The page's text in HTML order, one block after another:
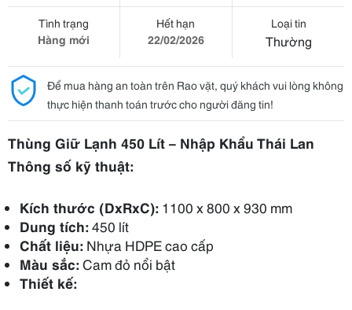
Tình trạng
Hàng mới
Hết hạn
22/02/2026
Loại tin
Thường
Để mua hàng an toàn trên Rao vặt, quý khách vui lòng không
thực hiện thanh toán trước cho người đăng tin!
Thùng Giữ Lạnh 450 Lít – Nhập Khẩu Thái Lan
Thông số kỹ thuật:
Kích thước (DxRxC): 1100 x 800 x 930 mm
Dung tích:450 lít
Chất liệu: Nhựa HDPE cao cấp
Màu sắc:Cam đỏ nổi bật
Thiết kế: